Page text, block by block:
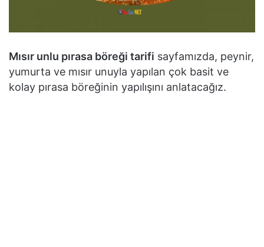
Mısır unlu pırasa böreği tarifi sayfamızda, peynir,
yumurta ve mısır unuyla yapılan çok basit ve
kolay pırasa böreğinin yapılışını anlatacağız.